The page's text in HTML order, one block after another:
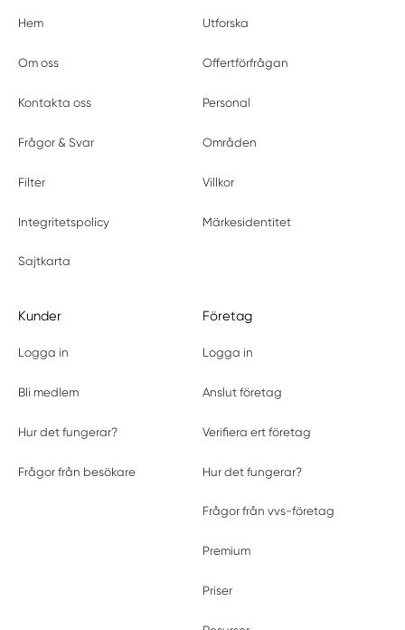
Hem Utforska
Om oss Offertförfrågan
Kontakta oss Personal
Frågor & Svar Områden
Filter Villkor
Integritetspolicy Märkesidentitet
Sajtkarta
Kunder
Logga in
Bli medlem
Hur det fungerar?
Frågor från besökare
Företag
Logga in
Anslut företag
Verifiera ert företag
Hur det fungerar?
Frågor från vvs-företag
Premium
Priser